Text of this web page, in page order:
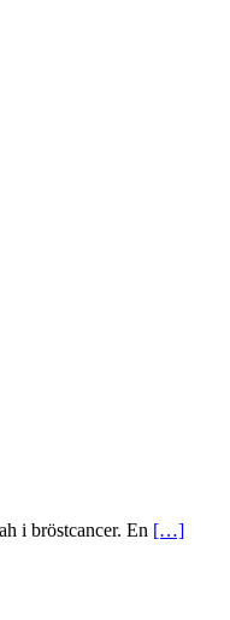
i bröstcancer. En […]